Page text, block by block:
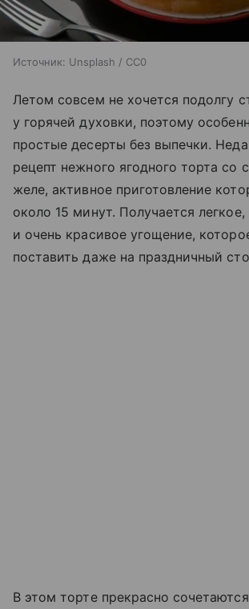
Источник: Unsplash / CC0
Летом совсем не хочется подолгу
у горячей духовки, поэтому
простые десерты без выпечки.
рецепт нежного ягодного торта со
желе, активное приготовление
около 15 минут. Получается
и очень красивое угощение,
поставить даже на праздничный
В этом торте прекрасно